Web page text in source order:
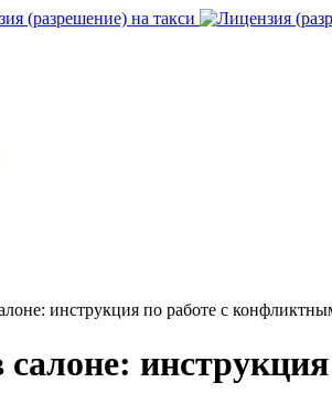
инструкция по работе с